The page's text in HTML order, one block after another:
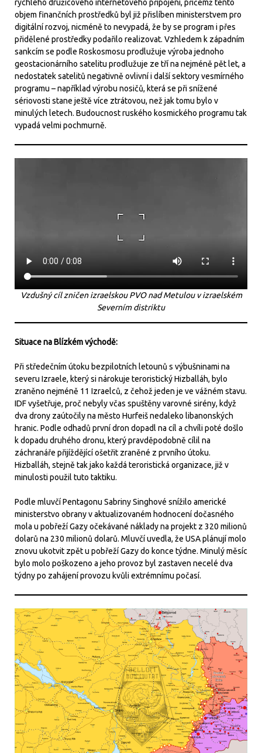
rychlého družicového internetového připojení, přičemž tento
objem finančních prostředků byl již přislíben ministerstvem pro
digitální rozvoj, nicméně to nevypadá, že by se program i přes
přidělené prostředky podařilo realizovat. Vzhledem k západním
sankcím se podle Roskosmosu prodlužuje výroba jednoho
geostacionárního satelitu prodlužuje ze tří na nejméně pět let, a
nedostatek satelitů negativně ovlivní i další sektory vesmírného
programu – například výrobu nosičů, která se při snížené
sériovosti stane ještě více ztrátovou, než jak tomu bylo v
minulých letech. Budoucnost ruského kosmického programu tak
vypadá velmi pochmurně.
Vzdušný cíl zničen izraelskou PVO nad Metulou v izraelském
Severním distriktu
Situace na Blízkém východě:
Při středečním útoku bezpilotních letounů s výbušninami na
severu Izraele, který si nárokuje teroristický Hizballáh, bylo
zraněno nejméně 11 Izraelců, z čehož jeden je ve vážném stavu.
IDF vyšetřuje, proč nebyly včas spuštěny varovné sirény, když
dva drony zaútočily na město Hurfeiš nedaleko libanonských
hranic. Podle odhadů první dron dopadl na cíl a chvíli poté došlo
k dopadu druhého dronu, který pravděpodobně cílil na
záchranáře přijíždějící ošetřit zraněné z prvního útoku.
Hizballáh, stejně tak jako každá teroristická organizace, již v
minulosti použil tuto taktiku.
Podle mluvčí Pentagonu Sabriny Singhové snížilo americké
ministerstvo obrany v aktualizovaném hodnocení dočasného
mola u pobřeží Gazy očekávané náklady na projekt z 320 milionů
dolarů na 230 milionů dolarů. Mluvčí uvedla, že USA plánují molo
znovu ukotvit zpět u pobřeží Gazy do konce týdne. Minulý měsíc
bylo molo poškozeno a jeho provoz byl zastaven necelé dva
týdny po zahájení provozu kvůli extrémnímu počasí.